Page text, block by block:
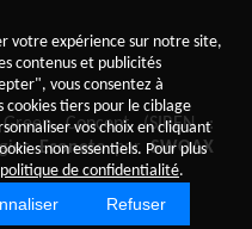
votre expérience sur notre site,
contenus et publicités
vous consentez à
cookies tiers pour le ciblage
vos choix en cliquant
non essentiels. Pour plus
politique de confidentialité.
Refuser
Concept (SIREN :
EconetoparSWOAX